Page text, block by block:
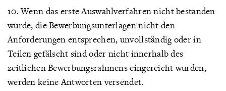
10. Wenn das erste Auswahlverfahren nicht bestanden
wurde, die Bewerbungsunterlagen nicht den
Anforderungen entsprechen, unvollständig oder in
Teilen gefälscht sind oder nicht innerhalb des
zeitlichen Bewerbungsrahmens eingereicht wurden,
werden keine Antworten versendet.